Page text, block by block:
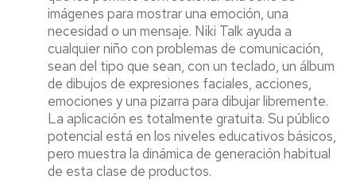
imágenes para mostrar una emoción, una
necesidad o un mensaje. Niki Talk ayuda a
cualquier niño con problemas de comunicación,
sean del tipo que sean, con un teclado, un álbum
de dibujos de expresiones faciales, acciones,
emociones y una pizarra para dibujar libremente.
La aplicación es totalmente gratuita. Su público
potencial está en los niveles educativos básicos,
pero muestra la dinámica de generación habitual
de esta clase de productos.